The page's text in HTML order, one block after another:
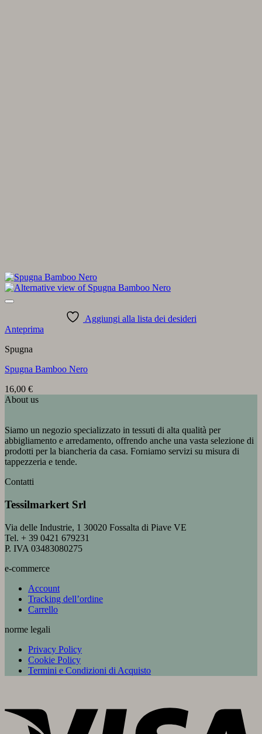
Aggiungi alla lista dei desideri
Anteprima
Spugna
Spugna Bamboo Nero
16,00 €
About us
Siamo un negozio specializzato in tessuti di alta qualità per
abbigliamento e arredamento, offrendo anche una vasta selezione di
prodotti per la biancheria da casa. Forniamo servizi su misura di
tappezzeria e tende.
Contatti
Tessilmarkert Srl
Via delle Industrie, 1 30020 Fossalta di Piave VE
Tel. + 39 0421 679231
P. IVA 03483080275
e-commerce
Account
Tracking dell’ordine
Carrello
norme legali
Privacy Policy
Cookie Policy
Termini e Condizioni di Acquisto